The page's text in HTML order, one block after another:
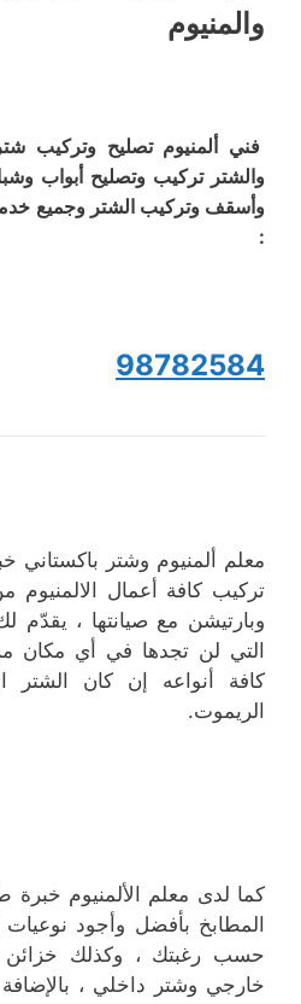
والمنيوم
فني ألمنيوم تصليح وتركيب
والشتر تركيب وتصليح أبواب
وأسقف وتركيب الشتر وجميع
:
98782584
معلم ألمنيوم وشتر باكستاني
تركيب كافة أعمال الالمنيوم
وبارتيشن مع صيانتها ،
التي لن تجدها في أي مكان
كافة أنواعه إن كان الشتر
الريموت.
كما لدى معلم الألمنيوم
المطابخ بأفضل وأجود نوعيات
حسب رغبتك ، وكذلك خزائن
خارجي وشتر داخلي ،